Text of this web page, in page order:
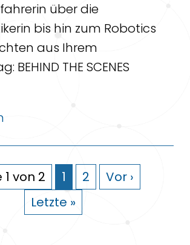
über die
bis hin zum Robotics
aus Ihrem
BEHIND THE SCENES
1 von 2 1 2
Vor ›
Letzte »